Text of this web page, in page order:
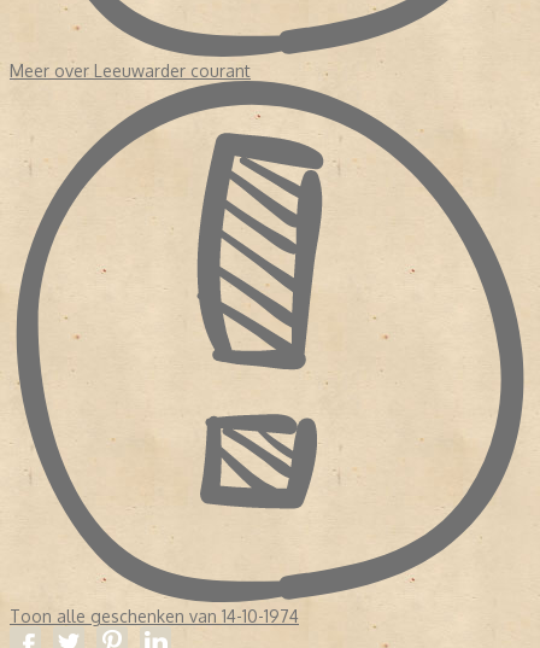
Meer over Leeuwarder courant
Toon alle geschenken van 14-10-1974